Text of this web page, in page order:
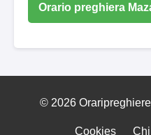
Orario preghiera
© 2026
Cookies